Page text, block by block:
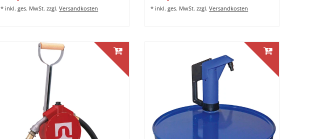
* inkl. ges. MwSt. zzgl.Versandkosten * inkl. ges. MwSt. zzgl.Versandkosten